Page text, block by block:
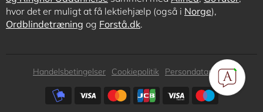
hvor det er muligt at få lektiehjælp (også i Norge),
Ordblindetræning og Forstå.dk.
Subfooter
Handelsbetingelser Cookiepolitik
Persondatapolitik
Subfooter
payment